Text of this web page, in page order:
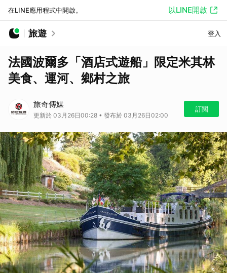
在LINE應用程式中開啟。 以LINE開啟
旅遊 登入
法國波爾多「酒店式遊船」限定米其林
美食、運河、鄉村之旅
旅奇傳媒
更新於 03月26日00:28 • 發布於 03月26日02:00
訂閱